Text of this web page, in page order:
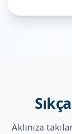
Aklınıza